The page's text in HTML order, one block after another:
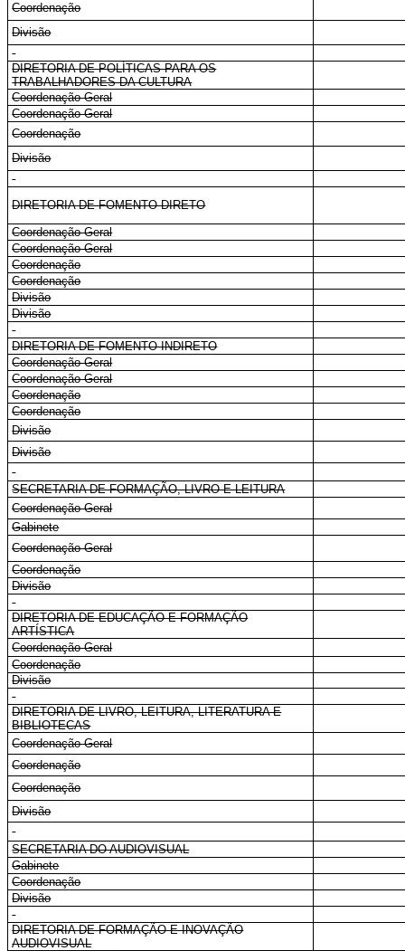
Coordenação
Divisão
DIRETORIA DE POLÍTICAS PARA OS
TRABALHADORES DA CULTURA
Coordenação-Geral
Coordenação-Geral
Coordenação
Divisão
DIRETORIA DE FOMENTO DIRETO
Coordenação-Geral
Coordenação-Geral
Coordenação
Coordenação
Divisão
Divisão
DIRETORIA DE FOMENTO INDIRETO
Coordenação-Geral
Coordenação-Geral
Coordenação
Coordenação
Divisão
Divisão
SECRETARIA DE FORMAÇÃO, LIVRO E LEITURA
Coordenação-Geral
Gabinete
Coordenação-Geral
Coordenação
Divisão
DIRETORIA DE EDUCAÇÃO E FORMAÇÃO
ARTÍSTICA
Coordenação-Geral
Coordenação
Divisão
DIRETORIA DE LIVRO, LEITURA, LITERATURA E
BIBLIOTECAS
Coordenação-Geral
Coordenação
Coordenação
Divisão
SECRETARIA DO AUDIOVISUAL
Gabinete
Coordenação
Divisão
DIRETORIA DE FORMAÇÃO E INOVAÇÃO
AUDIOVISUAL